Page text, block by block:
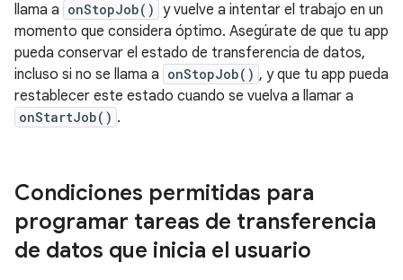
llama a onStopJob() y vuelve a intentar el trabajo en un
momento que considera óptimo. Asegúrate de que tu app
pueda conservar el estado de transferencia de datos,
incluso si no se llama a onStopJob() , y que tu app pueda
restablecer este estado cuando se vuelva a llamar a
onStartJob() .
Condiciones permitidas para
programar tareas de transferencia
de datos que inicia el usuario